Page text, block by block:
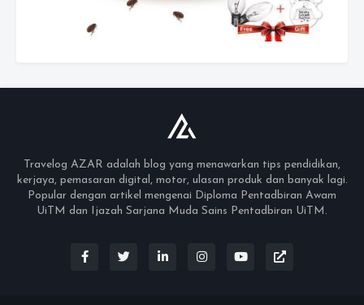
Travelog AZAR adalah blog yang menawarkan tips pendidikan,
kerjaya, pemasaran digital, motor, ulasan produk dan banyak lagi.
Popular dengan artikel mengenai Diploma Pentadbiran Awam
UiTM dan Ijazah Sarjana Muda Sains Pentadbiran UiTM.